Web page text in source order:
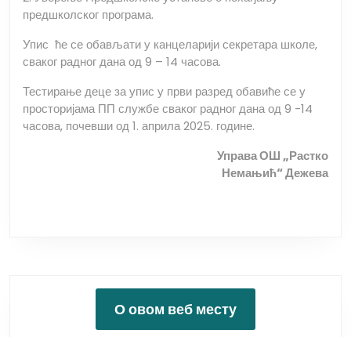
предшколског програма.
Упис ће се обављати у канцеларији секретара школе,
сваког радног дана од 9 – 14 часова.
Тестирање деце за упис у први разред обавиће се у
просторијама ПП службе сваког радног дана од 9 -14
часова, почевши од 1. априла 2025. године.
Управа ОШ „Растко
Немањић“ Дежева
О овом веб месту